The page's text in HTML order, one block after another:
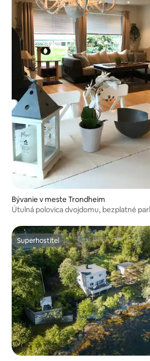
Bývanie v meste Trondheim
Útulná polovica dvojdomu, bezplatné
Superhostiteľ
Superhostiteľ